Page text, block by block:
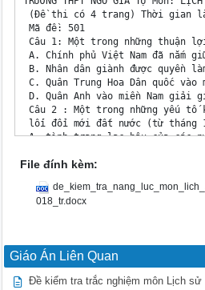
File đính kèm:
018_tr.docx
Giáo Án Liên Quan
Đề kiểm tra trắc nghiệm môn Lịch sử